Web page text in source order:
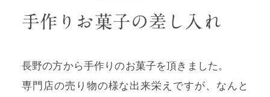
お知らせ・コラム
手作りお菓子の差し入れ
長野の方から手作りのお菓子を頂きました。
専門店の売り物の様な出来栄えですが、なんと